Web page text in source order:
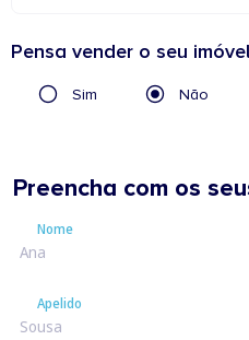
Pensa vender o seu
Sim Não
Preencha com os
Nome
Nome
Apelido
Apelido